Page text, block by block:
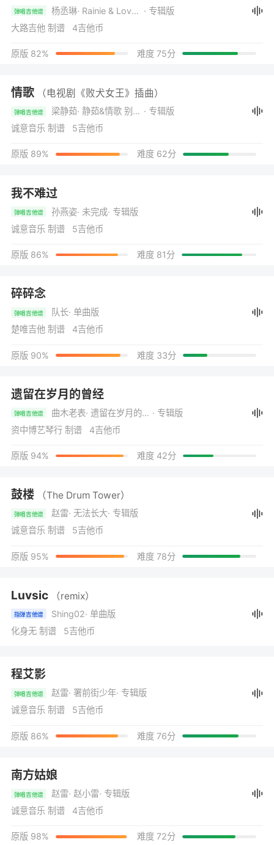
弹唱吉他谱 杨丞琳 · Rainie & Love 雨爱 · 专辑版
大路吉他 制谱 4吉他币
原版 82% 难度 75分
情歌 （电视剧《败犬女王》插曲）
弹唱吉他谱 梁静茹 · 静茹&情歌 别再为他流泪 · 专辑版
诚意音乐 制谱 5吉他币
原版 89% 难度 62分
我不难过
弹唱吉他谱 孙燕姿· 未完成· 专辑版
诚意音乐 制谱 5吉他币
原版 86% 难度 81分
碎碎念
弹唱吉他谱 队长· 单曲版
楚唯吉他 制谱 4吉他币
原版 90% 难度 33分
遗留在岁月的曾经
弹唱吉他谱 曲木老表 · 遗留在岁月的曾经 · 专辑版
资中博艺琴行 制谱 4吉他币
原版 94% 难度 42分
鼓楼 （The Drum Tower）
弹唱吉他谱 赵雷· 无法长大· 专辑版
诚意音乐 制谱 5吉他币
原版 95% 难度 78分
Luvsic （remix）
指弹吉他谱 Shing02· 单曲版
化身无 制谱 5吉他币
程艾影
弹唱吉他谱 赵雷· 署前街少年· 专辑版
诚意音乐 制谱 5吉他币
原版 86% 难度 76分
南方姑娘
弹唱吉他谱 赵雷· 赵小雷· 专辑版
诚意音乐 制谱 4吉他币
原版 98% 难度 72分